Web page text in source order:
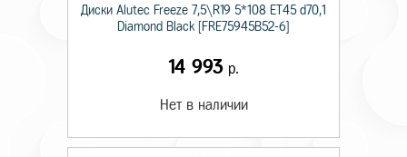
Диски Alutec Freeze 7,5\R19 5*108 ET45 d70,1
Diamond Black [FRE75945B52-6]
14 993 р.
Нет в наличии